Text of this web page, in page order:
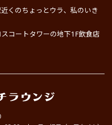
くのちょっとウラ、私のいき
コートタワーの地下1F飲食店